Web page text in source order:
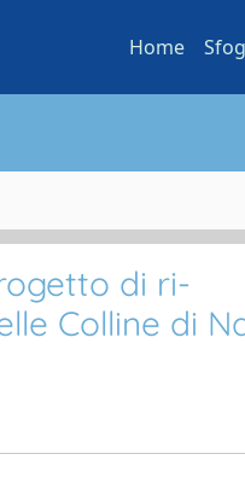
Home
di ri-
Colline di